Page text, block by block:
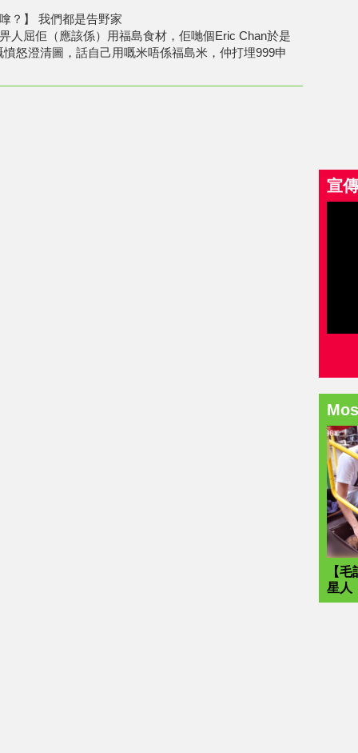
？】 我們都是告野家
人屈佢（應該係）用福島食材，佢哋個Eric Chan於是
怒澄清圖，話自己用嘅米唔係福島米，仲打埋999申
宣
【
星人